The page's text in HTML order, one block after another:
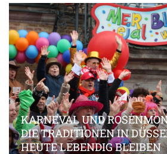
KARNEVAL UND
DIE TRADITIONEN IN
HEUTE LEBENDIG BLEIBEN